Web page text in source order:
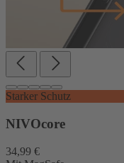
Starker Schutz
NIVOcore
34,99 €